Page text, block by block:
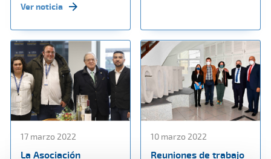
Ver noticia
17 marzo 2022
La Asociación
10 marzo 2022
Reuniones de trabajo